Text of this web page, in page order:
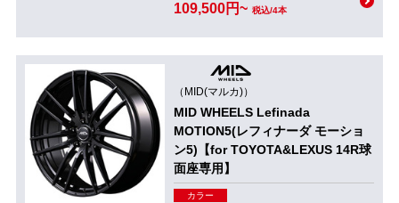
109,500円~ 税込/4本
（MID(マルカ)）
MID WHEELS Lefinada
MOTION5(レフィナーダ モーショ
ン5)【for TOYOTA&LEXUS 14R球
面座専用】
カラー